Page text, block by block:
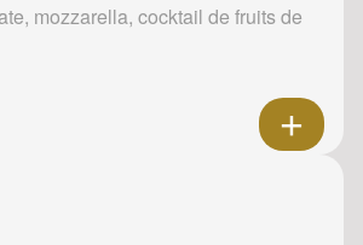
mozzarella, cocktail de fruits de